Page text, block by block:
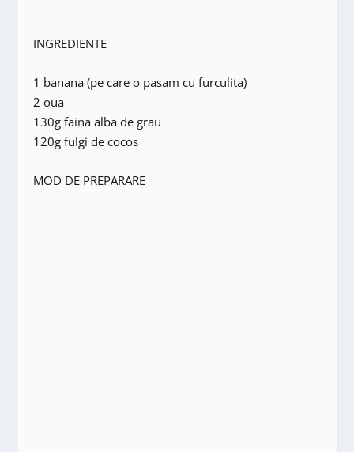
INGREDIENTE
1 banana (pe care o pasam cu furculita)
2 oua
130g faina alba de grau
120g fulgi de cocos
MOD DE PREPARARE